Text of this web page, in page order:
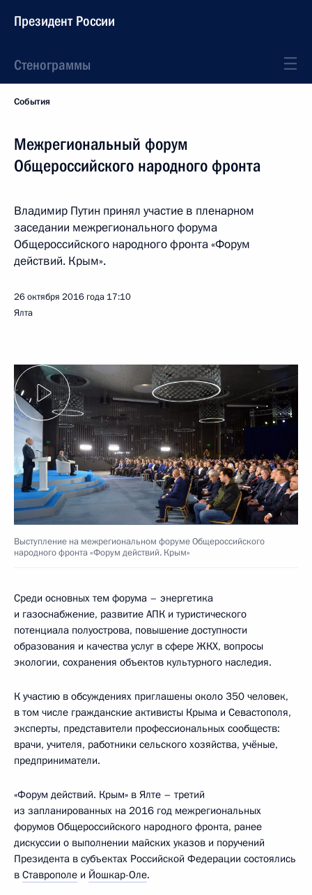
Президент России
Стенограммы
События
Межрегиональный форум
Общероссийского народного фронта
Владимир Путин принял участие в пленарном
заседании межрегионального форума
Общероссийского народного фронта «Форум
действий. Крым».
26 октября 2016 года 17:10
Ялта
Выступление на межрегиональном форуме Общероссийского
народного фронта «Форум действий. Крым»
Среди основных тем форума – энергетика
и газоснабжение, развитие АПК и туристического
потенциала полуострова, повышение доступности
образования и качества услуг в сфере ЖКХ, вопросы
экологии, сохранения объектов культурного наследия.
К участию в обсуждениях приглашены около 350 человек,
в том числе гражданские активисты Крыма и Севастополя,
эксперты, представители профессиональных сообществ:
врачи, учителя, работники сельского хозяйства, учёные,
предприниматели.
«Форум действий. Крым» в Ялте – третий
из запланированных на 2016 год межрегиональных
форумов Общероссийского народного фронта, ранее
дискуссии о выполнении майских указов и поручений
Президента в субъектах Российской Федерации состоялись
в Ставрополе и Йошкар-Оле.